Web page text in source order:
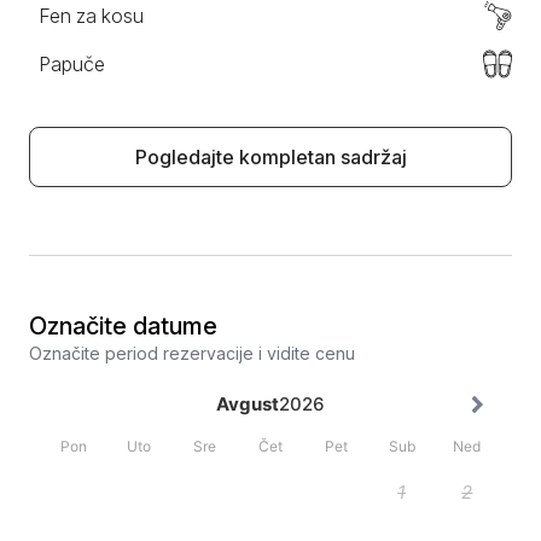
Fen za kosu
Papuče
Pogledajte kompletan sadržaj
Označite datume
Označite period rezervacije i vidite cenu